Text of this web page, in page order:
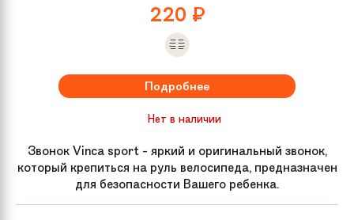
220 ₽
Подробнее
Нет в наличии
Звонок Vinca sport - яркий и оригинальный звонок,
который крепиться на руль велосипеда, предназначен
для безопасности Вашего ребенка.